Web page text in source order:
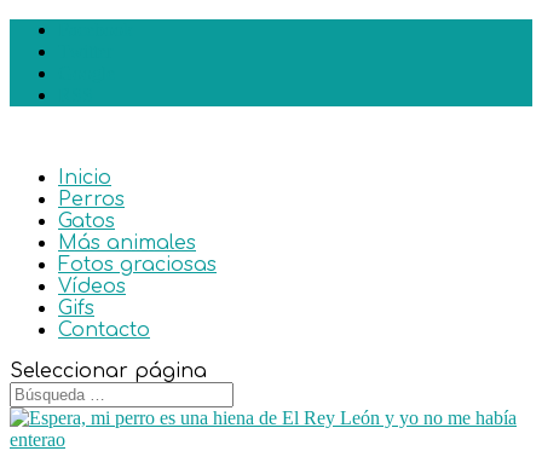
Inicio
Perros
Gatos
Más animales
Fotos graciosas
Vídeos
Gifs
Contacto
Seleccionar página